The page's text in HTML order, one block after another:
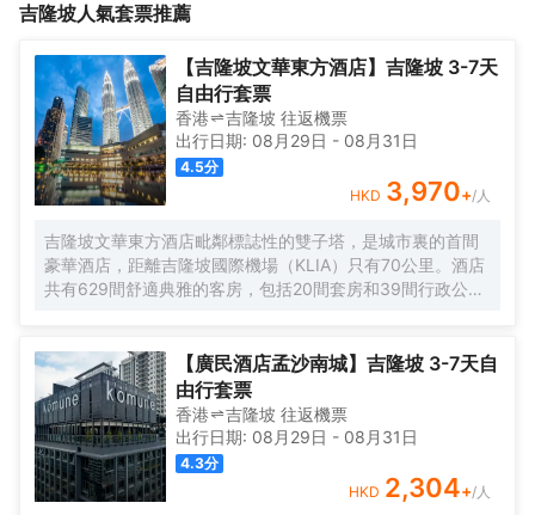
吉隆坡人氣套票推薦
【吉隆坡文華東方酒店】吉隆坡 3-7天
自由行套票
香港 吉隆坡 往返機票
出行日期: 08月29日 - 08月31日
4.5分
HKD 3,970+/人
吉隆坡文華東方酒店毗鄰標誌性的雙子塔，是城市裏的首間
豪華酒店，距離吉隆坡國際機場（KLIA）只有70公里。酒店
共有629間舒適典雅的客房，包括20間套房和39間行政公
供146間客房和20間套房，客人可專享文華東方會行政貴賓
廊設施的優待。客人可以在房內免費上網。酒店內的餐飲和
酒吧令人更加難忘。客人可以在酒店的7間餐廳，酒吧和休息
室盡情享受或舉辦慶祝活動。酒店設有豐富的會議和宴會設
施，包括一個可容納1,800位賓客的無柱式大宴會廳，鑽石宴
會廳也可容納500位客人。酒店的16個功能室都配備了可用
於研討會，國際會議，展覽，婚禮等活動的視聽設備。文華
【廣民酒店孟沙南城】吉隆坡 3-7天自
由行套票
香港 吉隆坡 往返機票
出行日期: 08月29日 - 08月31日
4.3分
HKD 2,304+/人